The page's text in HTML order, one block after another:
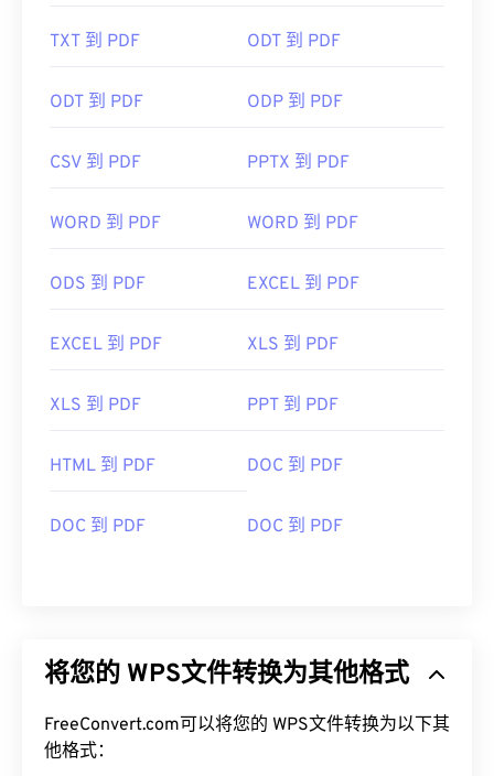
TXT 到 PDF ODT 到 PDF
ODT 到 PDF ODP 到 PDF
CSV 到 PDF PPTX 到 PDF
WORD 到 PDF WORD 到 PDF
ODS 到 PDF EXCEL 到 PDF
EXCEL 到 PDF XLS 到 PDF
XLS 到 PDF PPT 到 PDF
HTML 到 PDF DOC 到 PDF
DOC 到 PDF DOC 到 PDF
将您的 WPS文件转换为其他格式
FreeConvert.com可以将您的 WPS文件转换为以下其
他格式：